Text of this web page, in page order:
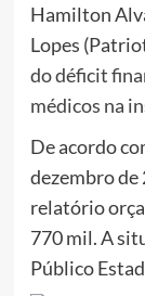
Hamilton
Lopes
do déficit
médicos na
De acordo
dezembro de
relatório
770 mil. A
Público